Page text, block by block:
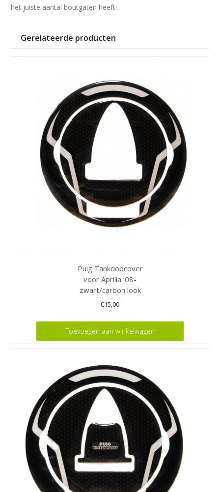
het juiste aantal boutgaten heeft!
Gerelateerde producten
Puig Tankdopcover
voor Aprilia ’08-
zwart/carbon look
€15,00
Toevoegen aan winkelwagen